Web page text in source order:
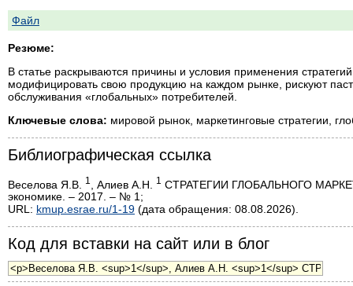
Файл
Резюме:
В статье раскрываются причины и условия применения
модифицировать свою продукцию на каждом рынке, рискуют
обслуживания «глобальных» потребителей.
Ключевые слова: мировой рынок, маркетинговые стратегии,
Библиографическая ссылка
Веселова Я.В. 1 , Алиев А.Н. 1 СТРАТЕГИИ ГЛОБАЛЬНОГО
экономике. – 2017. – № 1;
URL: kmup.esrae.ru/1-19 (дата обращения: 08.08.2026).
Код для вставки на сайт или в блог